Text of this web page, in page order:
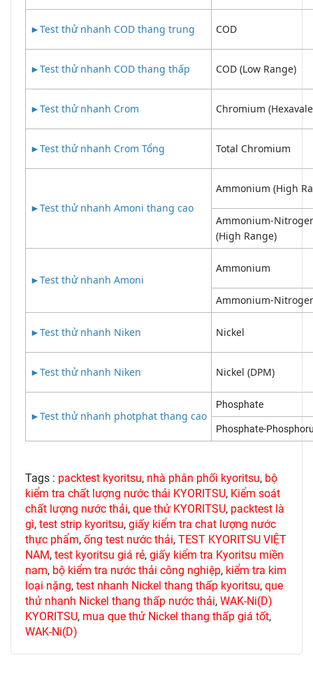
►Test thử nhanh COD thang trung COD
►Test thử nhanh COD thang thấp COD (Low Range)
►Test thử nhanh Crom Chromium
►Test thử nhanh Crom Tổng Total Chromium
►Test thử nhanh Amoni thang cao
Ammonium (High
Ammonium-
(High Range)
►Test thử nhanh Amoni
Ammonium
Ammonium-
►Test thử nhanh Niken Nickel
►Test thử nhanh Niken Nickel (DPM)
►Test thử nhanh photphat thang cao
Phosphate
Phosphate-
Tags : packtest kyoritsu, nhà phân phối kyoritsu, bộ
kiểm tra chất lượng nước thải KYORITSU, Kiểm soát
chất lượng nước thải, que thử KYORITSU, packtest là
gì, test strip kyoritsu, giấy kiểm tra chat lượng nước
thực phẩm, ống test nước thải, TEST KYORITSU VIỆT
NAM, test kyoritsu giá rẻ, giấy kiểm tra Kyoritsu miền
nam, bộ kiểm tra nước thải công nghiệp, kiểm tra kim
loại nặng, test nhanh Nickel thang thấp kyoritsu, que
thử nhanh Nickel thang thấp nước thải, WAK-Ni(D)
KYORITSU, mua que thử Nickel thang thấp giá tốt,
WAK-Ni(D)